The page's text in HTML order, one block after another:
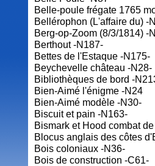
Belle-poule frégate 1765
Bellérophon (L'affaire du) -
Berg-op-Zoom (8/3/1814) -
Berthout -N187-
Bettes de l'Estaque -N175-
Beychevelle château -N28-
Bibliothèques de bord -
Bien-Aimé l'énigme -N24
Bien-Aimé modèle -N30-
Biscuit et pain -N163-
Bismark et Hood combat
Blocus anglais des côtes
Bois coloniaux -N36-
Bois de construction -C61-